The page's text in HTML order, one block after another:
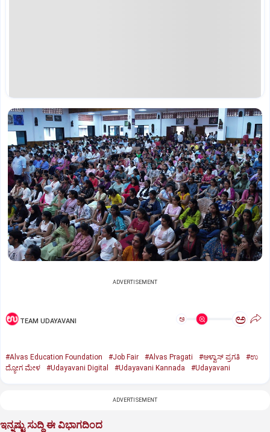
ADVERTISEMENT
TEAM UDAYAVANI ಅ ಅ
#Alvas Education Foundation #Job Fair #Alvas Pragati #ಆಳ್ವಾಸ್‌ ಪ್ರಗತಿ
#ಉ
ದ್ಯೋಗ ಮೇಳ
#Udayavani Digital #Udayavani Kannada #Udayavani
ADVERTISEMENT
ಇನ್ನಷ್ಟು ಸುದ್ದಿ ಈ ವಿಭಾಗದಿಂದ